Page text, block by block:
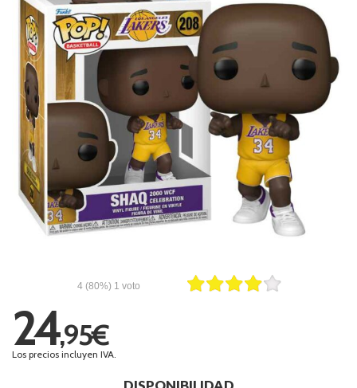
4 (80%) 1 voto
24,95€
Los precios incluyen IVA.